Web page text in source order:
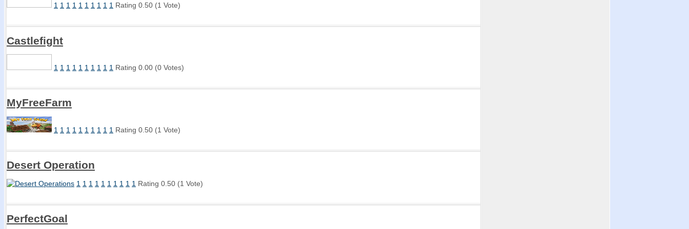
1 1 1 1 1 1 1 1 1 1 Rating 0.50 (1 Vote)
Castlefight
1 1 1 1 1 1 1 1 1 1 Rating 0.00 (0 Votes)
MyFreeFarm
1 1 1 1 1 1 1 1 1 1 Rating 0.50 (1 Vote)
Desert Operation
1 1 1 1 1 1 1 1 1 1 Rating 0.50 (1 Vote)
PerfectGoal